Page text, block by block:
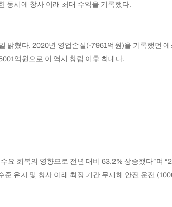
동시에 창사 이래 최대 수익을 기록했다.
혔다. 2020년 영업손실(-7961억원)을 기록했던
억원으로 이 역시 창립 이후 최대다.
회복의 영향으로 전년 대비 63.2% 상승했다”며
유지 및 창사 이래 최장 기간 무재해 안전 운전